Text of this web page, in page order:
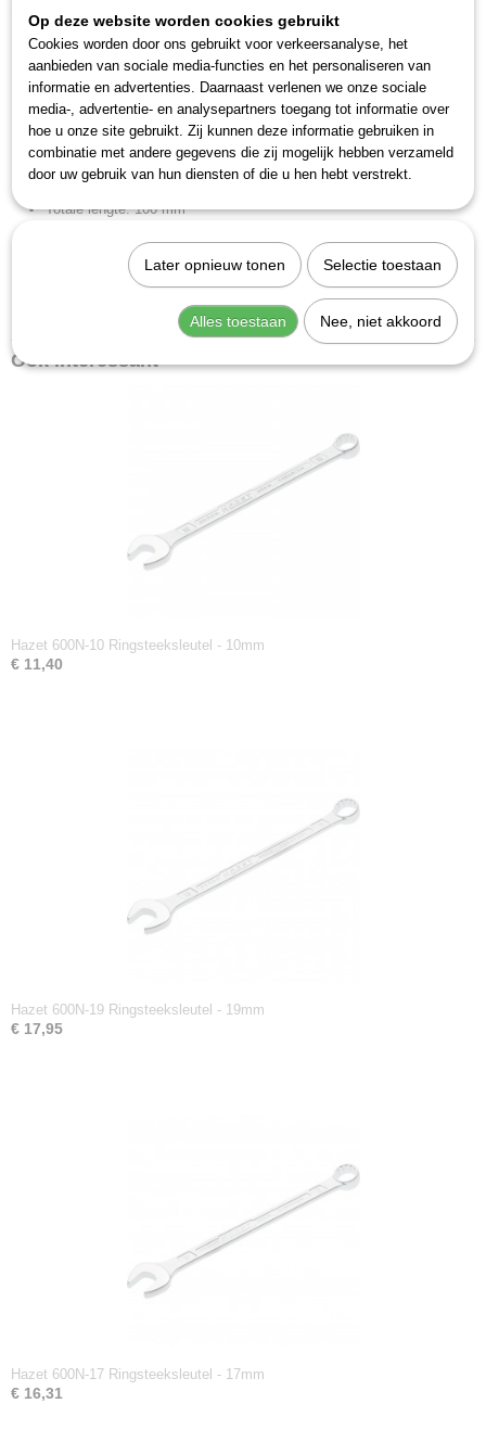
603-6
EAN code
4000896023950
Omschrijving
Ringsleutelkop 10 gebogen
Bekhoek: 15
Oppervlak: verchroomd
DIN 3113 vorm B, ISO 3318, ISO 7738
Made in Germany
Sleutelwijdte: 6
Totale lengte: 100 mm
Nettogewicht (kg): 0.02 kg
+ = ringsleutelkop met 6-kant
* = 603-5,5 buiten de DIN-reeks
Ook interessant
Hazet 600N-10 Ringsteeksleutel - 10mm
€ 11,40
Hazet 600N-19 Ringsteeksleutel - 19mm
€ 17,95
Hazet 600N-17 Ringsteeksleutel - 17mm
€ 16,31
Op deze website worden cookies gebruikt
Cookies worden door ons gebruikt voor verkeersanalyse, het
aanbieden van sociale media-functies en het personaliseren van
informatie en advertenties. Daarnaast verlenen we onze sociale
media-, advertentie- en analysepartners toegang tot informatie over
hoe u onze site gebruikt. Zij kunnen deze informatie gebruiken in
combinatie met andere gegevens die zij mogelijk hebben verzameld
door uw gebruik van hun diensten of die u hen hebt verstrekt.
Later opnieuw tonen Selectie toestaan
Alles toestaan Nee, niet akkoord